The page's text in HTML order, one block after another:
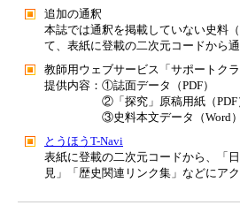
追加の通釈
本誌では通釈を掲載していない史料
て、表紙に登載の二次元コードから通
教師用ウェブサービス「サポートクラ
提供内容：①誌面データ（PDF）
②「探究」原稿用紙（PDF
③史料本文データ（Word）
とうほうT-Navi
表紙に登載の二次元コードから、「
見」「歴史関連リンク集」などにアク